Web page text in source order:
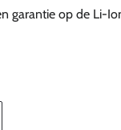
garantie op de Li-